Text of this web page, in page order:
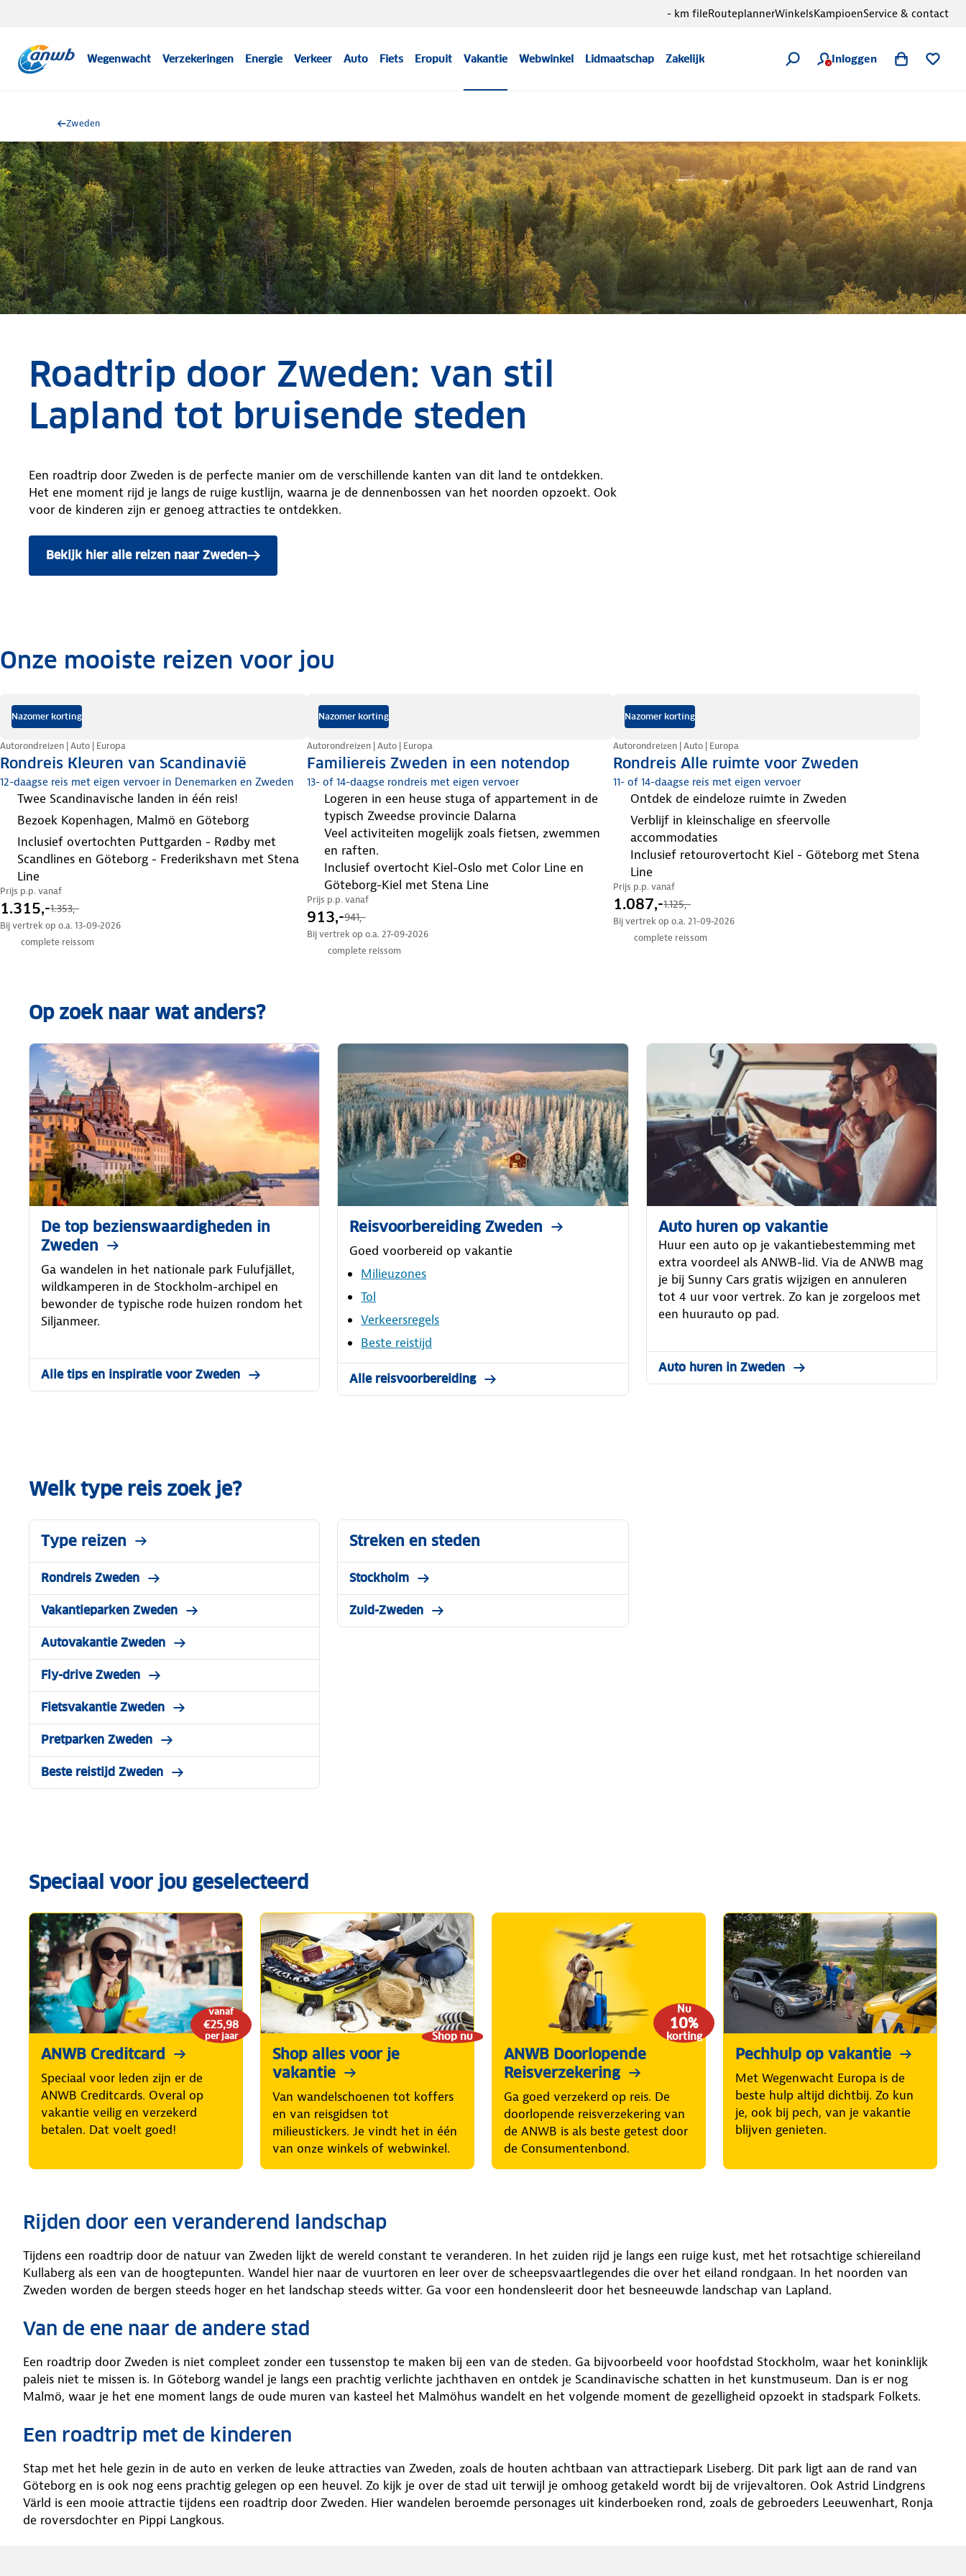
Wegenwacht Verzekeringen Energie Verkeer Auto Fiets Eropuit Vakantie Webwinkel Lidmaatschap Zakelijk Inloggen
- km fileRouteplannerWinkelsKampioenService & contact
Zweden
Roadtrip door Zweden: van stil
Lapland tot bruisende steden
Een roadtrip door Zweden is de perfecte manier om de verschillende kanten van dit land te ontdekken.
Het ene moment rijd je langs de ruige kustlijn, waarna je de dennenbossen van het noorden opzoekt. Ook
voor de kinderen zijn er genoeg attracties te ontdekken.
Bekijk hier alle reizen naar Zweden
.Onze mooiste reizen voor jou
Nazomer korting
Rondreis Kleuren van Scandinavië
Autorondreizen | Auto | Europa
12-daagse reis met eigen vervoer in Denemarken en Zweden
twee Scandinavische landen in één reis!
bezoek Kopenhagen, Malmö en Göteborg
inclusief overtochten Puttgarden - Rødby met
Scandlines en Göteborg - Frederikshavn met Stena
Line
Prijs p.p. vanaf
1.315,-1.353,-
Bij vertrek op o.a. 13-09-2026
complete reissom
Nazomer korting
Familiereis Zweden in een notendop
Autorondreizen | Auto | Europa
13- of 14-daagse rondreis met eigen vervoer
logeren in een heuse stuga of appartement in de
typisch Zweedse provincie Dalarna
veel activiteiten mogelijk zoals fietsen, zwemmen
en raften.
inclusief overtocht Kiel-Oslo met Color Line en
Göteborg-Kiel met Stena Line
Prijs p.p. vanaf
913,-941,-
Bij vertrek op o.a. 27-09-2026
complete reissom
Nazomer korting
Rondreis Alle ruimte voor Zweden
Autorondreizen | Auto | Europa
11- of 14-daagse reis met eigen vervoer
ontdek de eindeloze ruimte in Zweden
verblijf in kleinschalige en sfeervolle
accommodaties
inclusief retourovertocht Kiel - Göteborg met Stena
Line
Prijs p.p. vanaf
1.087,-1.125,-
Bij vertrek op o.a. 21-09-2026
complete reissom
Op zoek naar wat anders?
De top bezienswaardigheden in
Zweden
Ga wandelen in het nationale park Fulufjället,
wildkamperen in de Stockholm-archipel en
bewonder de typische rode huizen rondom het
Siljanmeer.
Alle tips en inspiratie voor Zweden
Reisvoorbereiding Zweden
Goed voorbereid op vakantie
Milieuzones
Tol
Verkeersregels
Beste reistijd
Alle reisvoorbereiding
Auto huren op vakantie
Huur een auto op je vakantiebestemming met
extra voordeel als ANWB-lid. Via de ANWB mag
je bij Sunny Cars gratis wijzigen en annuleren
tot 4 uur voor vertrek. Zo kan je zorgeloos met
een huurauto op pad.
Auto huren in Zweden
Welk type reis zoek je?
Type reizen
Rondreis Zweden
Vakantieparken Zweden
Autovakantie Zweden
Fly-drive Zweden
Fietsvakantie Zweden
Pretparken Zweden
Beste reistijd Zweden
Streken en steden
Stockholm
Zuid-Zweden
Speciaal voor jou geselecteerd
vanaf
€25,98
per jaar
ANWB Creditcard
Speciaal voor leden zijn er de
ANWB Creditcards. Overal op
vakantie veilig en verzekerd
betalen. Dat voelt goed!
Shop nu
Shop alles voor je
vakantie
Van wandelschoenen tot koffers
en van reisgidsen tot
milieustickers. Je vindt het in één
van onze winkels of webwinkel.
Nu
10%
korting
ANWB Doorlopende
Reisverzekering
Ga goed verzekerd op reis. De
doorlopende reisverzekering van
de ANWB is als beste getest door
de Consumentenbond.
Pechhulp op vakantie
Met Wegenwacht Europa is de
beste hulp altijd dichtbij. Zo kun
je, ook bij pech, van je vakantie
blijven genieten.
Rijden door een veranderend landschap
Tijdens een roadtrip door de natuur van Zweden lijkt de wereld constant te veranderen. In het zuiden rijd je langs een ruige kust, met het rotsachtige schiereiland
Kullaberg als een van de hoogtepunten. Wandel hier naar de vuurtoren en leer over de scheepsvaartlegendes die over het eiland rondgaan. In het noorden van
Zweden worden de bergen steeds hoger en het landschap steeds witter. Ga voor een hondensleerit door het besneeuwde landschap van Lapland.
Van de ene naar de andere stad
Een roadtrip door Zweden is niet compleet zonder een tussenstop te maken bij een van de steden. Ga bijvoorbeeld voor hoofdstad Stockholm, waar het koninklijk
paleis niet te missen is. In Göteborg wandel je langs een prachtig verlichte jachthaven en ontdek je Scandinavische schatten in het kunstmuseum. Dan is er nog
Malmö, waar je het ene moment langs de oude muren van kasteel het Malmöhus wandelt en het volgende moment de gezelligheid opzoekt in stadspark Folkets.
Een roadtrip met de kinderen
Stap met het hele gezin in de auto en verken de leuke attracties van Zweden, zoals de houten achtbaan van attractiepark Liseberg. Dit park ligt aan de rand van
Göteborg en is ook nog eens prachtig gelegen op een heuvel. Zo kijk je over de stad uit terwijl je omhoog getakeld wordt bij de vrijevaltoren. Ook Astrid Lindgrens
Värld is een mooie attractie tijdens een roadtrip door Zweden. Hier wandelen beroemde personages uit kinderboeken rond, zoals de gebroeders Leeuwenhart, Ronja
de roversdochter en Pippi Langkous.